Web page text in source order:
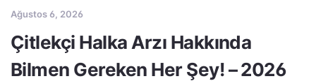
Ağustos 6, 2026
Çitlekçi Halka Arzı Hakkında
Bilmen Gereken Her Şey! – 2026